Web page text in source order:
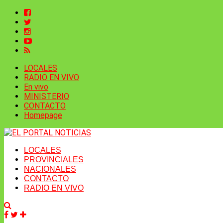
LOCALES
RADIO EN VIVO
En vivo
MINISTERIO
CONTACTO
Homepage
LOCALES
PROVINCIALES
NACIONALES
CONTACTO
RADIO EN VIVO